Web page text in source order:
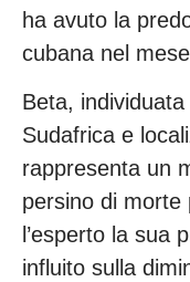
ha avuto la
cubana nel
Beta,
Sudafrica e
rappresenta un
persino di morte
l’esperto la sua
influito sulla